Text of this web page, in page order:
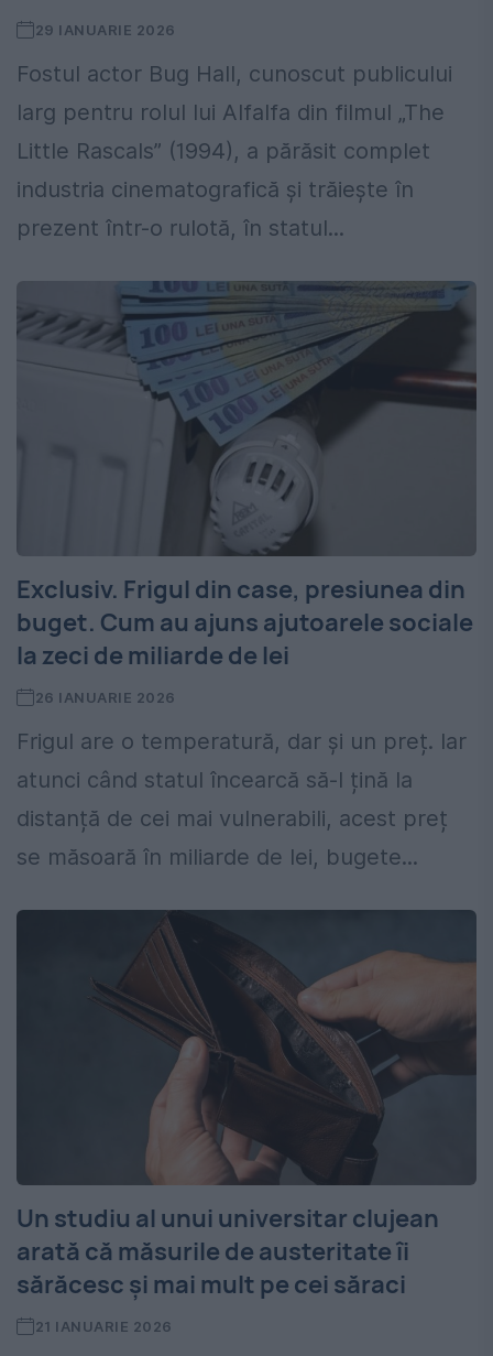
29 IANUARIE 2026
Fostul actor Bug Hall, cunoscut publicului
larg pentru rolul lui Alfalfa din filmul „The
Little Rascals” (1994), a părăsit complet
industria cinematografică și trăiește în
prezent într-o rulotă, în statul...
Exclusiv. Frigul din case, presiunea din
buget. Cum au ajuns ajutoarele sociale
la zeci de miliarde de lei
26 IANUARIE 2026
Frigul are o temperatură, dar și un preț. Iar
atunci când statul încearcă să-l țină la
distanță de cei mai vulnerabili, acest preț
se măsoară în miliarde de lei, bugete...
Un studiu al unui universitar clujean
arată că măsurile de austeritate îi
sărăcesc și mai mult pe cei săraci
21 IANUARIE 2026